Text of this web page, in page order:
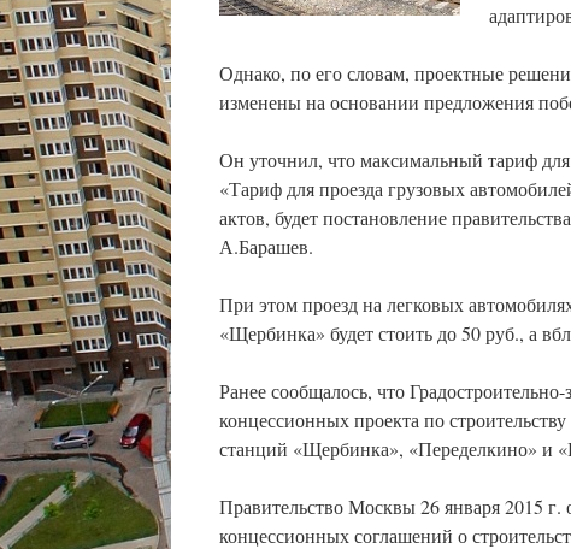
Однако, по его словам, проектные
изменены на основании предложения
Он уточнил, что максимальный тариф для
«Тариф для проезда грузовых
актов, будет постановление
А.Барашев.
При этом проезд на легковых
«Щербинка» будет стоить до 50 руб., а
Ранее сообщалось, что
концессионных проекта по
станций «Щербинка», «Переделкино» и
Правительство Москвы 26 января 2015 г.
концессионных соглашений о